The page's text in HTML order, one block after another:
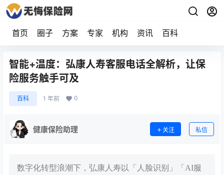
首页 圈子 方案 专家 机构 资讯 百科
智能+温度：弘康人寿客服电话全解析，让保
险服务触手可及
百科 1 年前 0
健康保险助理 关注 私信
数字化转型浪潮下，弘康人寿以「人脸识别」「AI服